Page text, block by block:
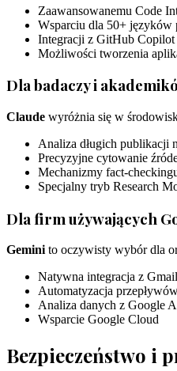
Zaawansowanemu Code
Wsparciu dla 50+ języków
Integracji z GitHub Copilot
Możliwości tworzenia
Dla badaczy i
Claude wyróżnia się w
Analiza długich publikacji
Precyzyjne cytowanie
Mechanizmy fact-
Specjalny tryb Research
Dla firm używających
Geminito oczywisty wybór dla
Natywna integracja z
Automatyzacja
Analiza danych z Google
Wsparcie Google Cloud
Bezpieczeństwo i